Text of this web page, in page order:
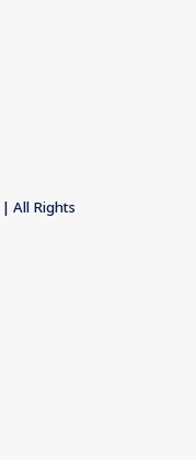
| All Rights